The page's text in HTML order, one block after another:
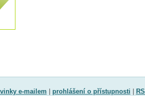
e-mailem prohlášení o přístupnosti